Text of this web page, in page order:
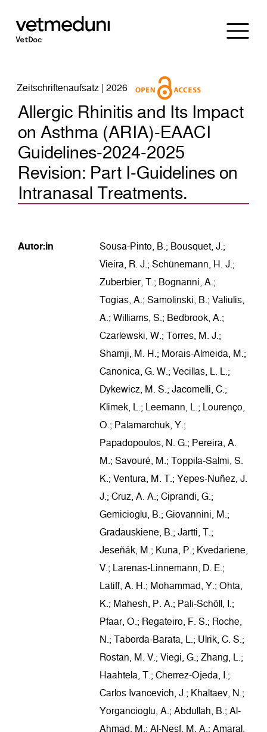
Zeitschriftenaufsatz | 2026
Allergic Rhinitis and Its Impact
on Asthma (ARIA)-EAACI
Guidelines-2024-2025
Revision: Part I-Guidelines on
Intranasal Treatments.
Autor:in
Sousa-Pinto, B.; Bousquet, J.;
Vieira, R. J.; Schünemann, H. J.;
Zuberbier, T.; Bognanni, A.;
Togias, A.; Samolinski, B.; Valiulis,
A.; Williams, S.; Bedbrook, A.;
Czarlewski, W.; Torres, M. J.;
Shamji, M. H.; Morais-Almeida, M.;
Canonica, G. W.; Vecillas, L. L.;
Dykewicz, M. S.; Jacomelli, C.;
Klimek, L.; Leemann, L.; Lourenço,
O.; Palamarchuk, Y.;
Papadopoulos, N. G.; Pereira, A.
M.; Savouré, M.; Toppila-Salmi, S.
K.; Ventura, M. T.; Yepes-Nuñez, J.
J.; Cruz, A. A.; Ciprandi, G.;
Gemicioglu, B.; Giovannini, M.;
Gradauskiene, B.; Jartti, T.;
Jeseňák, M.; Kuna, P.; Kvedariene,
V.; Larenas-Linnemann, D. E.;
Latiff, A. H.; Mohammad, Y.; Ohta,
K.; Mahesh, P. A.; Pali-Schöll, I.;
Pfaar, O.; Regateiro, F. S.; Roche,
N.; Taborda-Barata, L.; Ulrik, C. S.;
Rostan, M. V.; Viegi, G.; Zhang, L.;
Haahtela, T.; Cherrez-Ojeda, I.;
Carlos Ivancevich, J.; Khaltaev, N.;
Yorgancioglu, A.; Abdullah, B.; Al-
Ahmad, M.; Al-Nesf, M. A.; Amaral,